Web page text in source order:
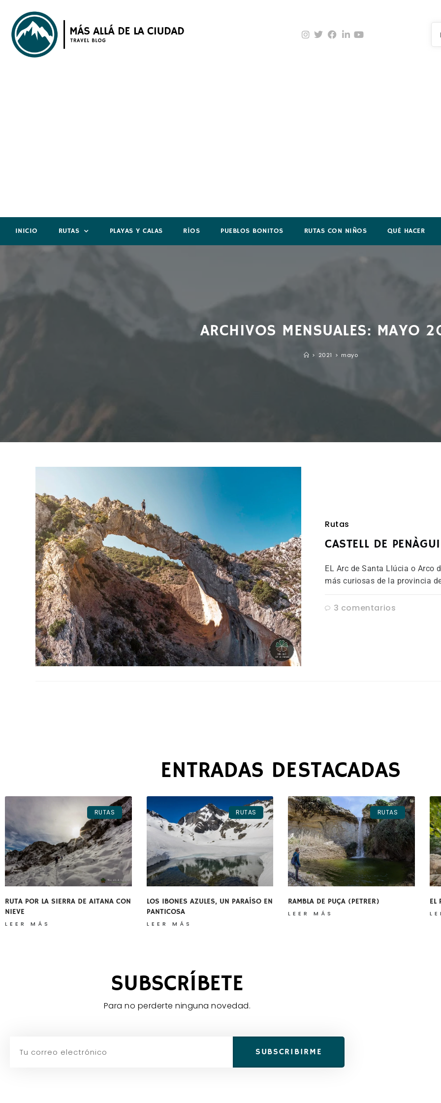
INICIO RUTAS PLAYAS Y CALAS RÍOS PUEBLOS BONITOS RUTAS CON NIÑOS QUÉ HACER
ARCHIVOS MENSUALES: MAYO
> 2021 > mayo
Rutas
CASTELL DE
EL Arc de Santa Llúcia o Arco
más curiosas de la provincia
3 comentarios
ENTRADAS DESTACADAS
RUTAS
RUTA POR LA SIERRA DE AITANA CON
NIEVE
LEER MÁS
RUTAS
LOS IBONES AZULES, UN PARAÍSO EN
PANTICOSA
LEER MÁS
RUTAS
RAMBLA DE PUÇA (PETRER)
LEER MÁS
EL
SUBSCRÍBETE
Para no perderte ninguna novedad.
SUBSCRIBIRME